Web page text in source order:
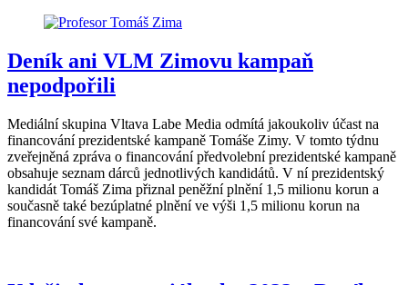
Deník ani VLM Zimovu kampaň
nepodpořili
Mediální skupina Vltava Labe Media odmítá jakoukoliv účast na
financování prezidentské kampaně Tomáše Zimy. V tomto týdnu
zveřejněná zpráva o financování předvolební prezidentské kampaně
obsahuje seznam dárců jednotlivých kandidátů. V ní prezidentský
kandidát Tomáš Zima přiznal peněžní plnění 1,5 milionu korun a
současně také bezúplatné plnění ve výši 1,5 milionu korun na
financování své kampaně.